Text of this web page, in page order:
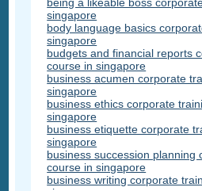
being a likeable boss
singapore
body language basics
singapore
budgets and financial reports
course in singapore
business acumen corporate
singapore
business ethics corporate
singapore
business etiquette corporate
singapore
business succession planning
course in singapore
business writing corporate